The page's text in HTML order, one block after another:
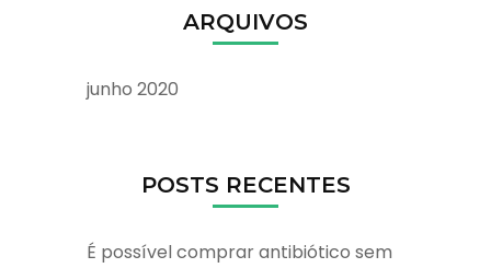
ARQUIVOS
junho 2020
POSTS RECENTES
É possível comprar antibiótico sem